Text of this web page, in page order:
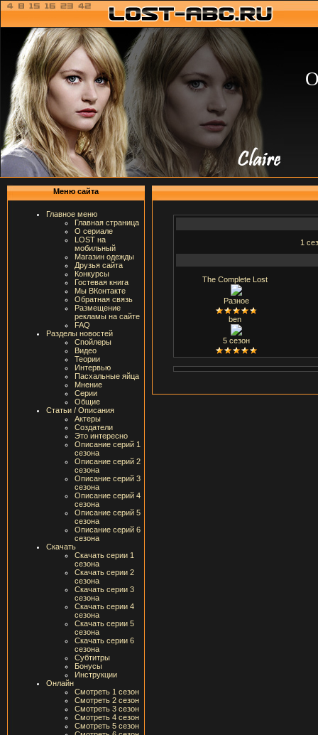
Меню сайта
Главное меню
Главная страница
О сериале
LOST на
мобильный
Магазин одежды
Друзья сайта
Конкурсы
Гостевая книга
Мы ВКонтакте
Обратная связь
Размещение
рекламы на сайте
FAQ
Разделы новостей
Спойлеры
Видео
Теории
Интервью
Пасхальные яйца
Мнение
Серии
Общие
Статьи / Описания
Актеры
Создатели
Это интересно
Описание серий 1
сезона
Описание серий 2
сезона
Описание серий 3
сезона
Описание серий 4
сезона
Описание серий 5
сезона
Описание серий 6
сезона
Скачать
Скачать серии 1
сезона
Скачать серии 2
сезона
Скачать серии 3
сезона
Скачать серии 4
сезона
Скачать серии 5
сезона
Скачать серии 6
сезона
Субтитры
Бонусы
Инструкции
Онлайн
Смотреть 1 сезон
Смотреть 2 сезон
Смотреть 3 сезон
Смотреть 4 сезон
Смотреть 5 сезон
1
The Complete Lost
Разное
ben
5 сезон